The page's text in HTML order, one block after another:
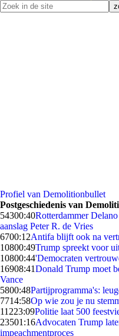
Profiel van Demolitionbullet
Postgeschiedenis van
54300:40Rotterdammer
aanslag Peter R. de Vries
6700:12Antifa blijft ook na
10800:49Trump spreekt voor
10800:44'Democraten
16908:41Donald Trump moet
Vance
5800:48Partijprogramma's:
7714:58Op wie zou je nu
11223:09Politie laat 500
23501:16Advocaten Trump
impeachmentproces